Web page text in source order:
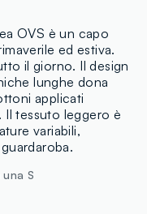
OVS è un capo
ed estiva.
il giorno. Il design
lunghe dona
applicati
tessuto leggero è
variabili,
S